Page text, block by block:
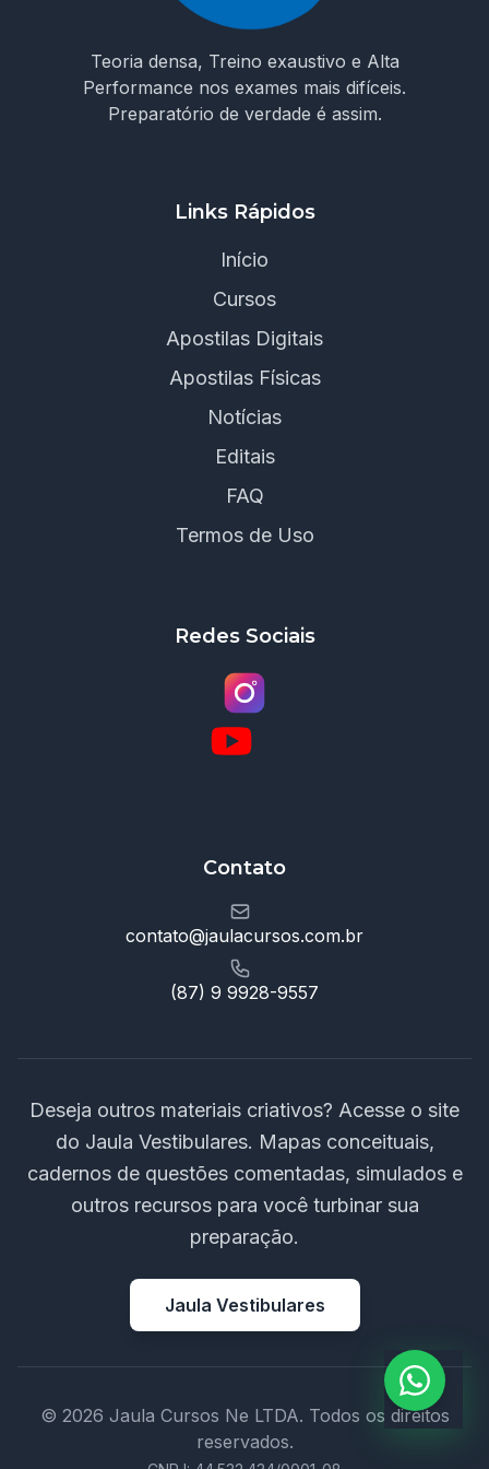
Teoria densa, Treino exaustivo e Alta
Performance nos exames mais difíceis.
Preparatório de verdade é assim.
Links Rápidos
Início
Cursos
Apostilas Digitais
Apostilas Físicas
Notícias
Editais
FAQ
Termos de Uso
Redes Sociais
Contato
contato@jaulacursos.com.br
(87) 9 9928-9557
Deseja outros materiais criativos? Acesse o site
do Jaula Vestibulares. Mapas conceituais,
cadernos de questões comentadas, simulados e
outros recursos para você turbinar sua
preparação.
Jaula Vestibulares
© 2026 Jaula Cursos Ne LTDA. Todos os direitos
reservados.